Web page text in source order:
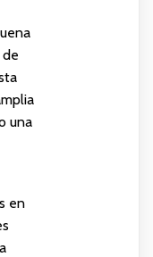
una
en